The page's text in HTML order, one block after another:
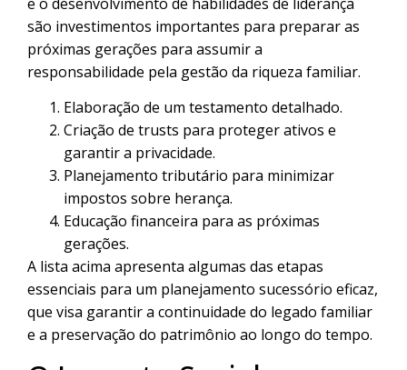
são investimentos importantes para preparar as
próximas gerações para assumir a
responsabilidade pela gestão da riqueza familiar.
Elaboração de um testamento detalhado.
Criação de trusts para proteger ativos e
garantir a privacidade.
Planejamento tributário para minimizar
impostos sobre herança.
Educação financeira para as próximas
gerações.
A lista acima apresenta algumas das etapas
essenciais para um planejamento sucessório eficaz,
que visa garantir a continuidade do legado familiar
e a preservação do patrimônio ao longo do tempo.